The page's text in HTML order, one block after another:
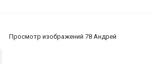
Просмотр изображений 78 Андрей